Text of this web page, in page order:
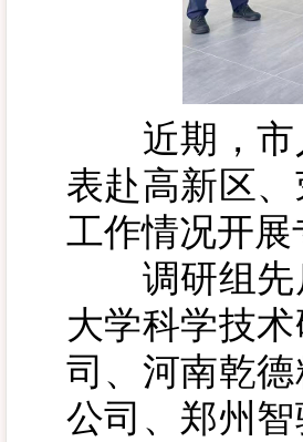
近期，市人
表赴高新区
工作情况开展
调研组先后
大学科学技
司、河南乾
公司、郑州